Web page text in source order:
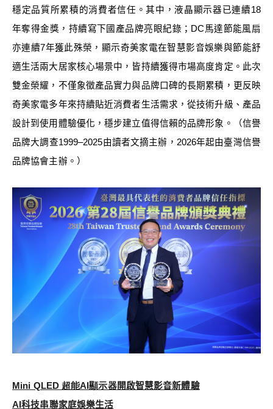
穩定品質所累積的消費者信任。其中，液晶顯示器已連續18
年奪得金獎，持續寫下國產品牌亮眼紀錄；DC馬達節能風扇
亦連續7年獲此殊榮，顯示奇美家電在智慧影音娛樂與節能舒
適生活兩大居家核心場景中，皆持續獲得市場高度肯定。此次
雙金榮耀，不僅象徵產品實力與品牌口碑的長期累積，更反映
奇美家電多年來持續貼近消費者生活需求，從技術升級、產品
設計到使用體驗優化，穩步建立值得信賴的品牌形象。（信譽
品牌大調查1999–2025由讀者文摘主辦，2026年起由臺灣信譽
品牌協會主辦。）
Mini QLED 超能AI顯示器開啟智慧影音新體驗
AI科技串聯家庭娛樂生活